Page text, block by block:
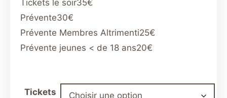
Tickets le soir35€
Prévente30€
Prévente Membres Altrimenti25€
Prévente jeunes < de 18 ans20€
Tickets